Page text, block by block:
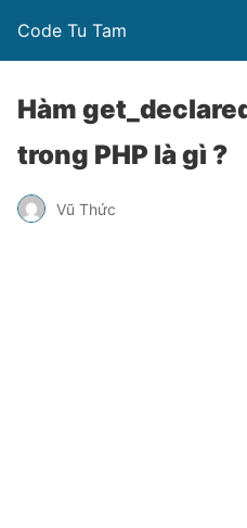
Code Tu Tam
Hàm
trong PHP là gì ?
Vũ Thức